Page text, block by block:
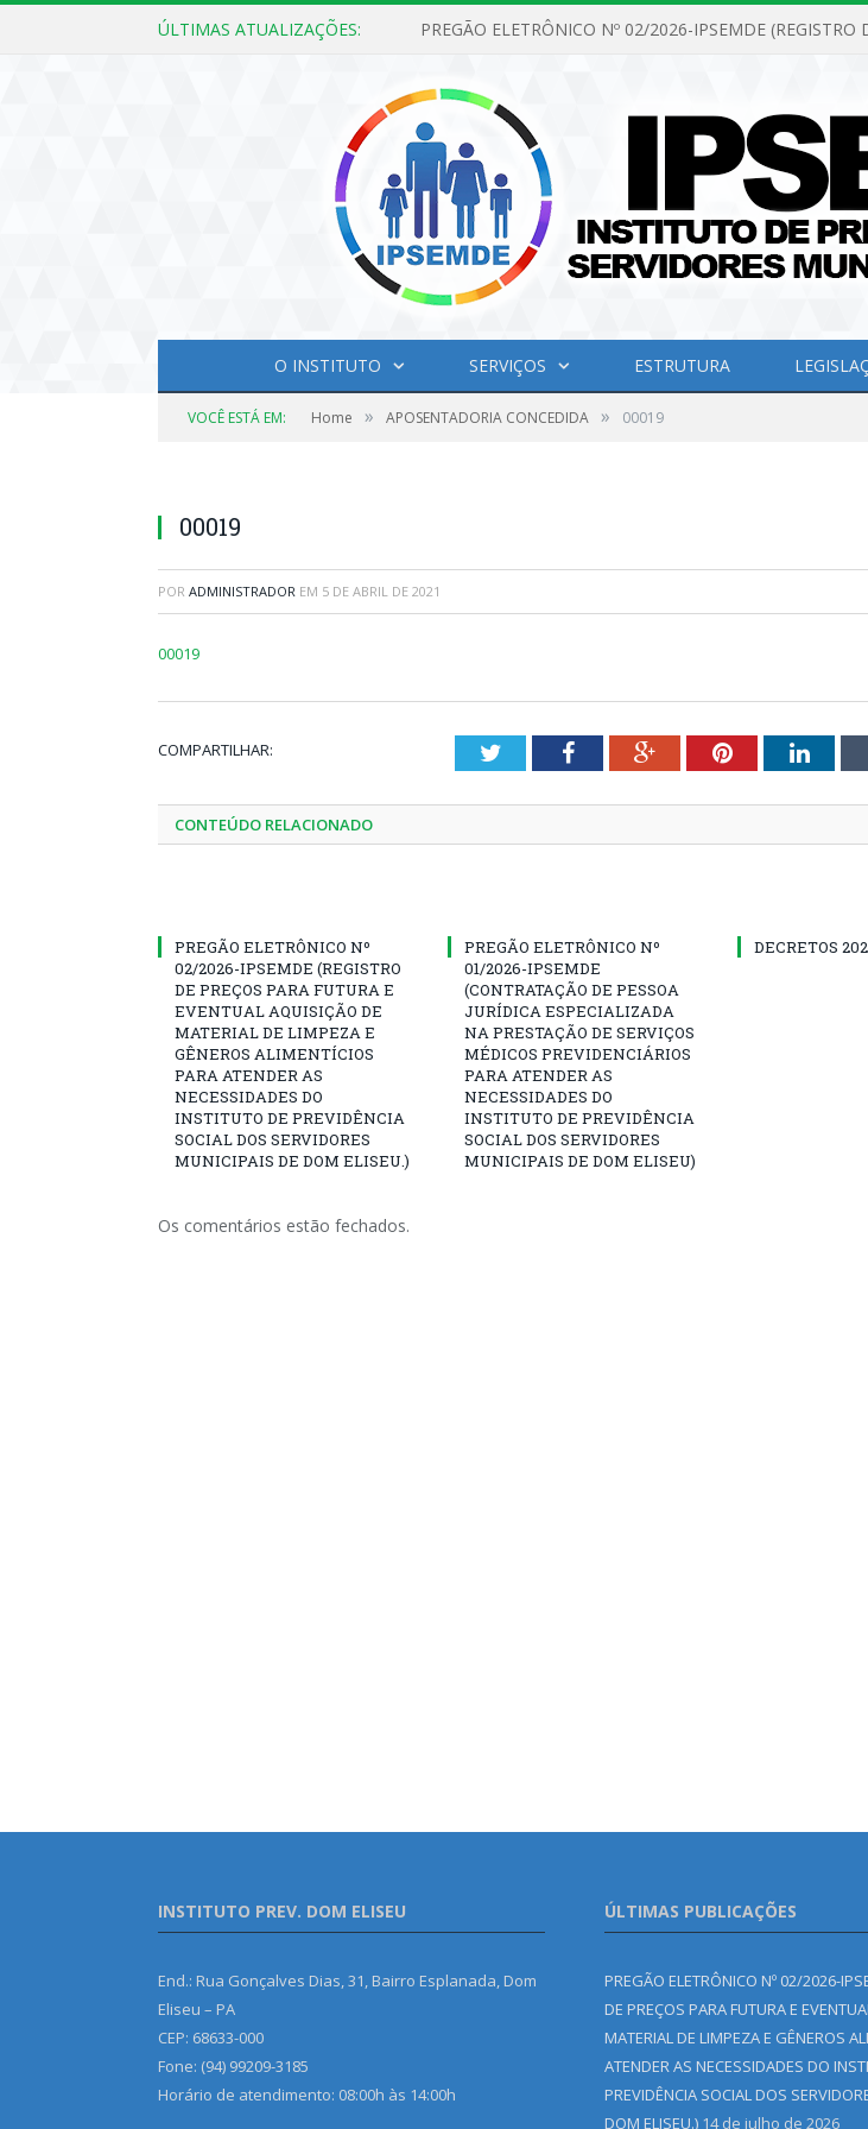
ÚLTIMAS ATUALIZAÇÕES:
O INSTITUTO SERVIÇOS ESTRUTURA
VOCÊ ESTÁ EM: Home » APOSENTADORIA CONCEDIDA » 00019
00019
POR ADMINISTRADOR EM 5 DE ABRIL DE 2021
00019
COMPARTILHAR: TwitterFacebookGoogle+Pinterest
CONTEÚDO RELACIONADO
PREGÃO ELETRÔNICO Nº
02/2026-IPSEMDE (REGISTRO
DE PREÇOS PARA FUTURA E
EVENTUAL AQUISIÇÃO DE
MATERIAL DE LIMPEZA E
GÊNEROS ALIMENTÍCIOS
PARA ATENDER AS
NECESSIDADES DO
INSTITUTO DE PREVIDÊNCIA
SOCIAL DOS SERVIDORES
MUNICIPAIS DE DOM ELISEU.)
PREGÃO ELETRÔNICO Nº
01/2026-IPSEMDE
(CONTRATAÇÃO DE PESSOA
JURÍDICA ESPECIALIZADA
NA PRESTAÇÃO DE SERVIÇOS
MÉDICOS PREVIDENCIÁRIOS
PARA ATENDER AS
NECESSIDADES DO
INSTITUTO DE PREVIDÊNCIA
SOCIAL DOS SERVIDORES
MUNICIPAIS DE DOM ELISEU)
DECRETOS
Os comentários estão fechados.
INSTITUTO PREV. DOM ELISEU
End.: Rua Gonçalves Dias, 31, Bairro Esplanada, Dom
Eliseu – PA
CEP: 68633-000
Fone: (94) 99209-3185
Horário de atendimento: 08:00h às 14:00h
ÚLTIMAS PUBLICAÇÕES
PREGÃO ELETRÔNICO Nº 02/2026-
DE PREÇOS PARA FUTURA E
MATERIAL DE LIMPEZA E GÊNEROS
ATENDER AS NECESSIDADES DO
PREVIDÊNCIA SOCIAL DOS
DOM ELISEU.) 14 de julho de 2026